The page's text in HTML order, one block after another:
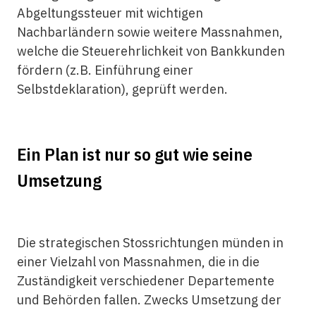
Abgeltungssteuer mit wichtigen
Nachbarländern sowie weitere Massnahmen,
welche die Steuerehrlichkeit von Bankkunden
fördern (z.B. Einführung einer
Selbstdeklaration), geprüft werden.
Ein Plan ist nur so gut wie seine
Umsetzung
Die strategischen Stossrichtungen münden in
einer Vielzahl von Massnahmen, die in die
Zuständigkeit verschiedener Departemente
und Behörden fallen. Zwecks Umsetzung der